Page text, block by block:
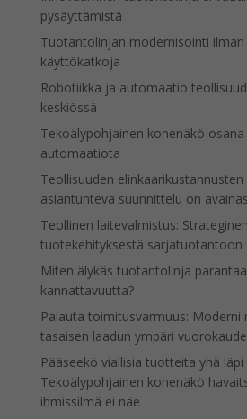
pysäyttämistä
Tuotantolinjan modernisointi
käyttökatkoja
Robotiikka ja automaatio
keskiössä
Tekoälypohjainen konenäkö
automaatiota
Teollisuuden
asiantunteva suunnittelu on
Teollinen laitevalmistus:
tuotekehityksestä sarjatuotantoon
Miten älykäs tuotantolinja
kannattavuutta?
Palauta toimitusvarmuus: Moderni
tasaisen laadun ympäri
Pääseekö viallisia tuotteita yhä
Tekoälypohjainen konenäkö
ihmissilmä ei näe